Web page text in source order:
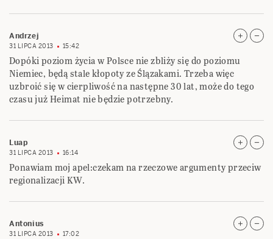
Andrzej
31 LIPCA 2013 15:42
Dopóki poziom życia w Polsce nie zbliży się do poziomu
Niemiec, będą stale kłopoty ze Ślązakami. Trzeba więc
uzbroić się w cierpliwość na następne 30 lat, może do tego
czasu już Heimat nie będzie potrzebny.
Luap
31 LIPCA 2013 16:14
Ponawiam moj apel:czekam na rzeczowe argumenty przeciw
regionalizacji KW.
Antonius
31 LIPCA 2013 17:02